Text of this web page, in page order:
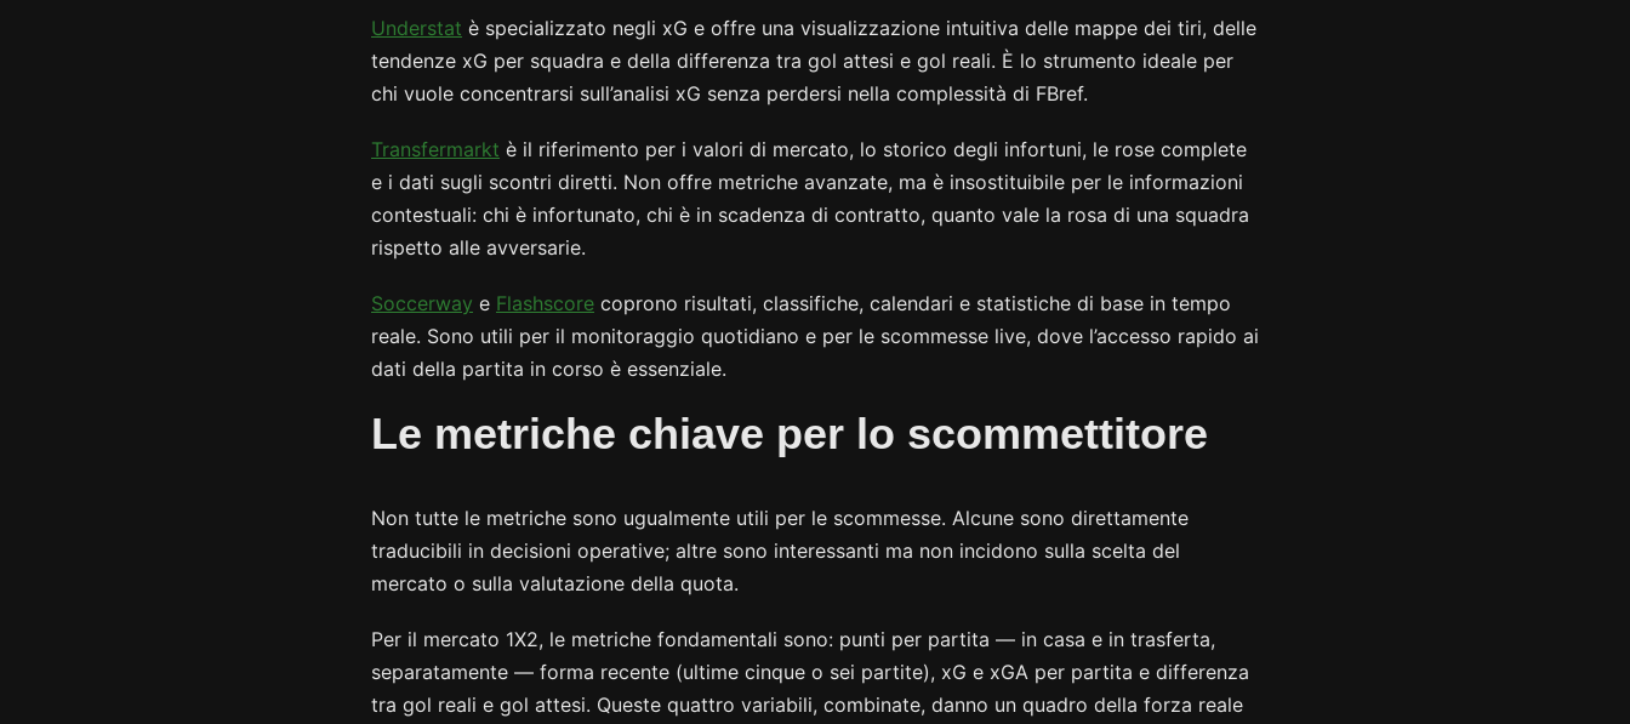
Understat è specializzato negli xG e offre una visualizzazione intuitiva delle mappe dei tiri, delle
tendenze xG per squadra e della differenza tra gol attesi e gol reali. È lo strumento ideale per
chi vuole concentrarsi sull’analisi xG senza perdersi nella complessità di FBref.
Transfermarkt è il riferimento per i valori di mercato, lo storico degli infortuni, le rose complete
e i dati sugli scontri diretti. Non offre metriche avanzate, ma è insostituibile per le informazioni
contestuali: chi è infortunato, chi è in scadenza di contratto, quanto vale la rosa di una squadra
rispetto alle avversarie.
Soccerway e Flashscore coprono risultati, classifiche, calendari e statistiche di base in tempo
reale. Sono utili per il monitoraggio quotidiano e per le scommesse live, dove l’accesso rapido ai
dati della partita in corso è essenziale.
Le metriche chiave per lo scommettitore
Non tutte le metriche sono ugualmente utili per le scommesse. Alcune sono direttamente
traducibili in decisioni operative; altre sono interessanti ma non incidono sulla scelta del
mercato o sulla valutazione della quota.
Per il mercato 1X2, le metriche fondamentali sono: punti per partita — in casa e in trasferta,
separatamente — forma recente (ultime cinque o sei partite), xG e xGA per partita e differenza
tra gol reali e gol attesi. Queste quattro variabili, combinate, danno un quadro della forza reale